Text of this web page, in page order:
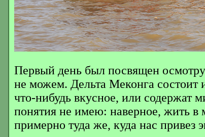
Первый день был посвящен
не можем. Дельта Меконга
что-нибудь вкусное, или содержат
понятия не имею: наверное, жить в
примерно туда же, куда нас привез